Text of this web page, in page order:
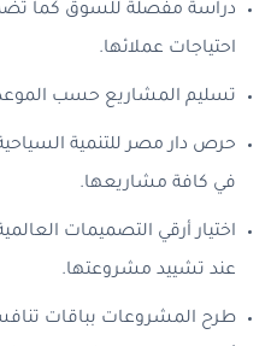
دراسة مفصلة للسوق كما
احتياجات عملائها.
تسليم المشاريع حسب الموعد
حرص دار مصر للتنمية
في كافة مشاريعها.
اختيار أرقي التصميمات
عند تشييد مشروعتها.
طرح المشروعات بباقات